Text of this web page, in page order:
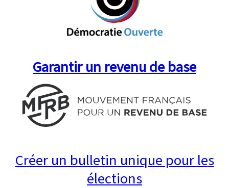
Garantir un revenu de base
Créer un bulletin unique pour les
élections